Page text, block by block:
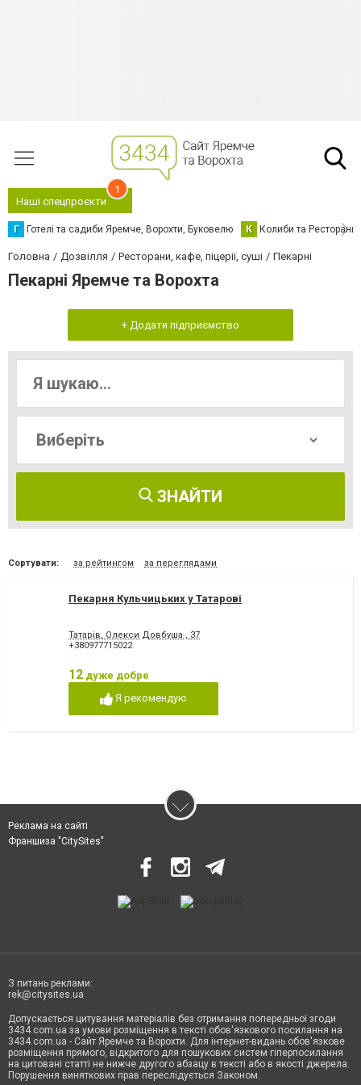
Наші спецпроєкти
1
Г Готелі та садиби Яремче, Ворохти, Буковелю К Колиби та Ресторани
Головна Дозвілля Ресторани, кафе, піцерії, суші Пекарні
Пекарні Яремче та Ворохта
+ Додати підприємство
ЗНАЙТИ
Сортувати: за рейтингом за переглядами
Пекарня Кульчицьких у Татарові
Татарів, Олекси Довбуша , 37
+380977715022
12 дуже добре
Я рекомендую
Реклама на сайті
Франшиза "CitySites"
З питань реклами:
rek@citysites.ua
Допускається цитування матеріалів без отримання попередньої згоди
3434.com.ua за умови розміщення в тексті обов'язкового посилання на
3434.com.ua - Сайт Яремче та Ворохти. Для інтернет-видань обов'язкове
розміщення прямого, відкритого для пошукових систем гіперпосилання
на цитовані статті не нижче другого абзацу в тексті або в якості джерела.
Порушення виняткових прав переслідується Законом.